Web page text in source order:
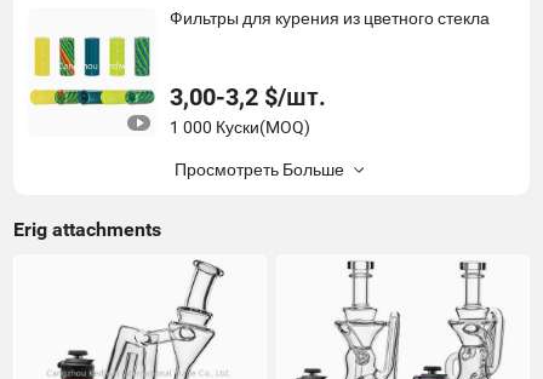
Фильтры для курения из цветного стекла
3,00-3,2 $/шт.
1 000 Куски(MOQ)
Просмотреть Больше
Erig attachments